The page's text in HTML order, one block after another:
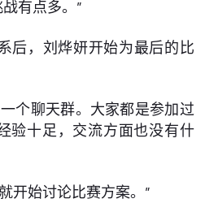
有点多。”
后，刘烨妍开始为最后的比
个聊天群。大家都是参加过
验十足，交流方面也没有什
开始讨论比赛方案。”